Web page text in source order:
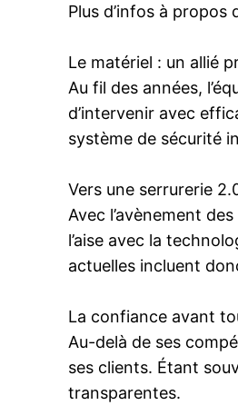
Plus d’infos à propos
Le matériel : un allié
Au fil des années,
d’intervenir avec
système de sécurité
Vers une serrurerie
Avec l’avènement
l’aise avec la
actuelles incluent
La confiance avant
Au-delà de ses
ses clients. Étant
transparentes.